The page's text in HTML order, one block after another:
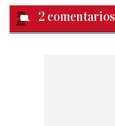
2 comentarios